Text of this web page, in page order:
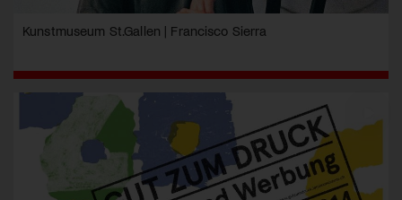
Kunstmuseum St.Gallen | Francisco Sierra